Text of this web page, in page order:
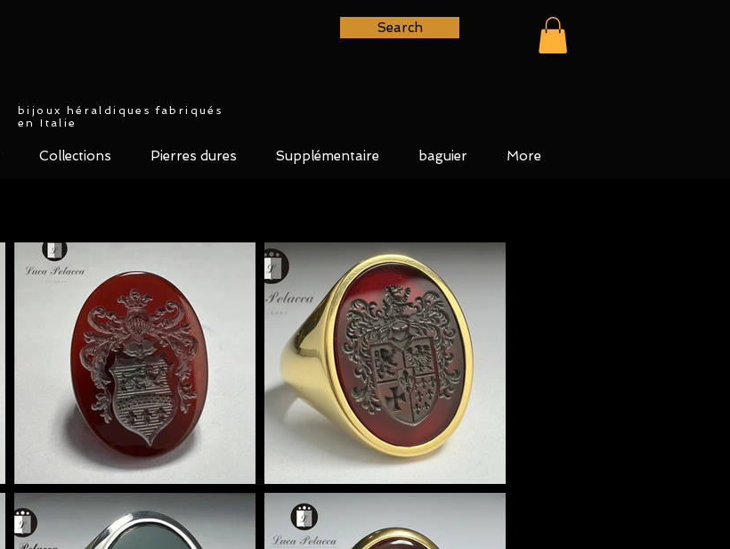
Search
Collections Pierres dures Supplémentaire baguier More
bijoux héraldiques fabriqués
en Italie